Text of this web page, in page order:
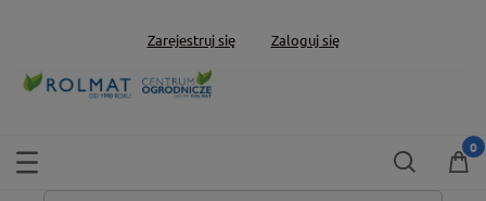
Zarejestruj się Zaloguj się